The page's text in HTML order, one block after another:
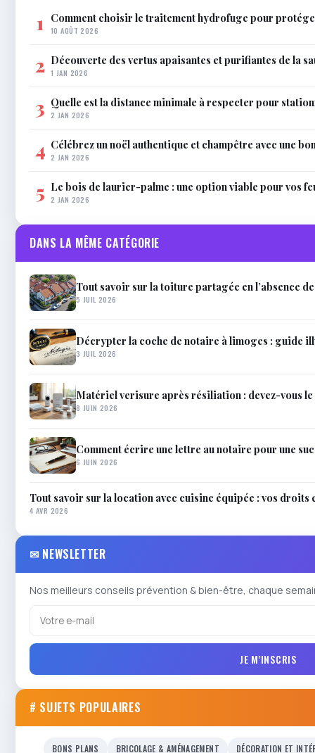
1 Comment choisir le traitement hydrofuge pour
10 AOÛT 2026
2 Découverte des vertus apaisantes et purifiantes de la
1 JAN 2026
3 Quelle est la distance minimale à respecter pour
2 JAN 2026
4 Célébrez un noël authentique et champêtre avec une
2 JAN 2026
5 Le bois de laurier-palme : une option viable pour vos
2 JAN 2026
DANS LA MÊME CATÉGORIE
Tout savoir sur la toiture partagée en l’absence
5 JUIL 2026
Décrypter la coche de notaire à limoges : guide
3 JUIL 2026
Matériel verisure après résiliation : devez-vous
8 JUIN 2026
Comment écrire une lettre au notaire pour une
6 JUIN 2026
Tout savoir sur la location avec cuisine équipée : vos
4 AVR 2026
✉ NEWSLETTER
Nos meilleurs conseils prévention & bien-être, chaque
JE M'INSCRIS
# SUJETS POPULAIRES
BONS PLANS BRICOLAGE & AMÉNAGEMENT DÉCORATION ET